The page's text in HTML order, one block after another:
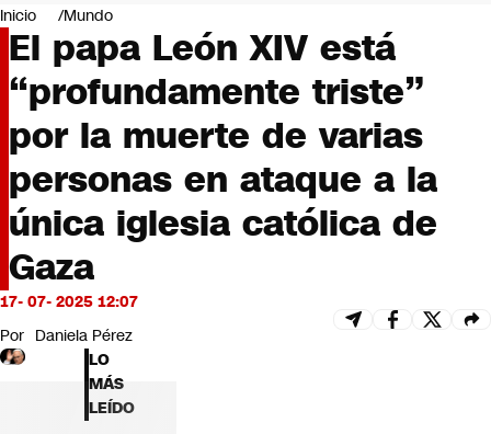
Negocios
Deportes
Programas completos
Cultura
Servicios
Bits
CNN tiempo
Futuro 360
Opinión
Inicio Mundo
El papa León XIV está
“profundamente triste”
por la muerte de varias
personas en ataque a la
única iglesia católica de
Gaza
17- 07- 2025 12:07
Por Daniela Pérez
LO
MÁS
LEÍDO